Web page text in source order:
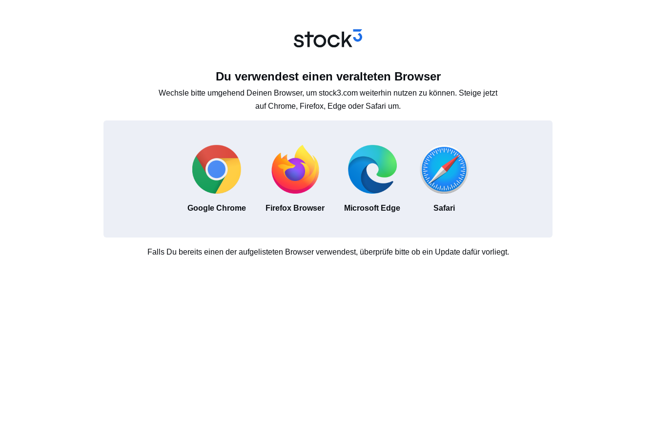
Du verwendest einen veralteten Browser
Wechsle bitte umgehend Deinen Browser, um stock3.com weiterhin nutzen zu können. Steige jetzt
auf Chrome, Firefox, Edge oder Safari um.
Google Chrome Firefox Browser Microsoft Edge Safari
Falls Du bereits einen der aufgelisteten Browser verwendest, überprüfe bitte ob ein Update dafür vorliegt.